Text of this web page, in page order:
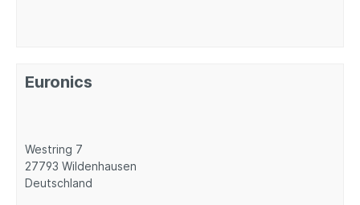
Euronics
Westring 7
27793 Wildenhausen
Deutschland